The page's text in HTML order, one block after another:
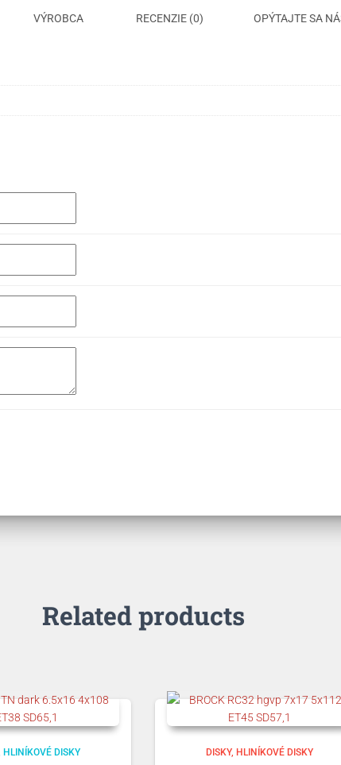
VÝROBCA RECENZIE (0) OPÝTAJTE SA
Related products
HLINÍKOVÉ DISKY DISKY HLINÍKOVÉ DISKY